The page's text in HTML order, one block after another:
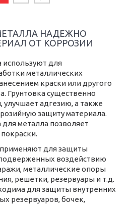
НАДЕЖНО
ОТ КОРРОЗИИ
используют для
металлических
краски или другого
Грунтовка существенно
улучшает адгезию, а также
защиту материала.
металла позволяет
для защиты
воздействию
металлические опоры
решетки, резервуары и т.д.
для защиты внутренних
резервуаров, бочек,